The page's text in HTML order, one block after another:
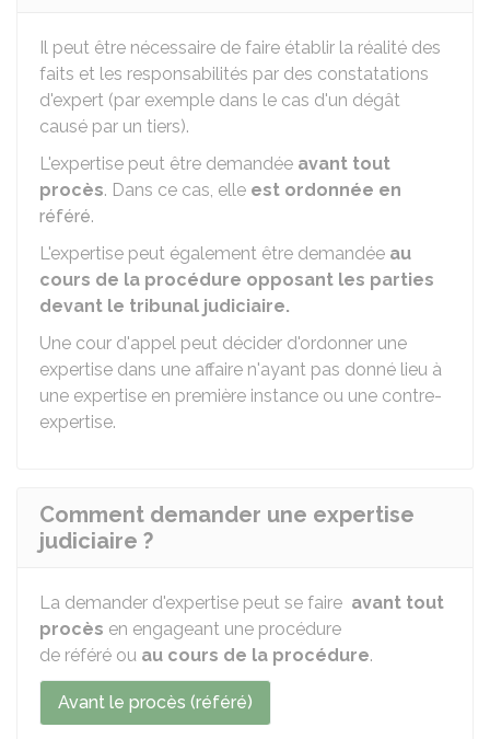
Il peut être nécessaire de faire établir la réalité des
faits et les responsabilités par des constatations
d'expert (par exemple dans le cas d'un dégât
causé par un tiers).
L'expertise peut être demandée avant tout
procès. Dans ce cas, elle est ordonnée en
référé.
L'expertise peut également être demandée au
cours de la procédure opposant les parties
devant le tribunal judiciaire.
Une cour d'appel peut décider d'ordonner une
expertise dans une affaire n'ayant pas donné lieu à
une expertise en première instance ou une contre-
expertise.
Comment demander une expertise
judiciaire ?
La demander d'expertise peut se faire avant tout
procès en engageant une procédure
de référé ou au cours de la procédure.
Avant le procès (référé)